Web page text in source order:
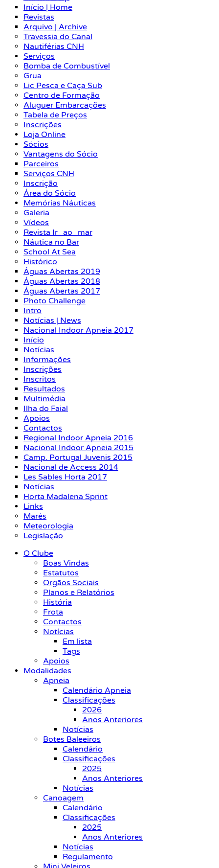
Início | Home
Revistas
Arquivo | Archive
Travessia do Canal
Nautiférias CNH
Serviços
Bomba de Combustível
Grua
Lic Pesca e Caça Sub
Centro de Formação
Aluguer Embarcações
Tabela de Preços
Inscrições
Loja Online
Sócios
Vantagens do Sócio
Parceiros
Serviços CNH
Inscrição
Área do Sócio
Memórias Náuticas
Galeria
Vídeos
Revista Ir_ao_mar
Náutica no Bar
School At Sea
Histórico
Águas Abertas 2019
Águas Abertas 2018
Águas Abertas 2017
Photo Challenge
Intro
Notícias | News
Nacional Indoor Apneia 2017
Início
Notícias
Informações
Inscrições
Inscritos
Resultados
Multimédia
Ilha do Faial
Apoios
Contactos
Regional Indoor Apneia 2016
Nacional Indoor Apneia 2015
Camp. Portugal Juvenis 2015
Nacional de Access 2014
Les Sables Horta 2017
Notícias
Horta Madalena Sprint
Links
Marés
Meteorologia
Legislação
O Clube
Boas Vindas
Estatutos
Orgãos Sociais
Planos e Relatórios
História
Frota
Contactos
Notícias
Em lista
Tags
Apoios
Modalidades
Apneia
Calendário Apneia
Classificações
2026
Anos Anteriores
Notícias
Botes Baleeiros
Calendário
Classificações
2025
Anos Anteriores
Notícias
Canoagem
Calendário
Classificações
2025
Anos Anteriores
Notícias
Regulamento